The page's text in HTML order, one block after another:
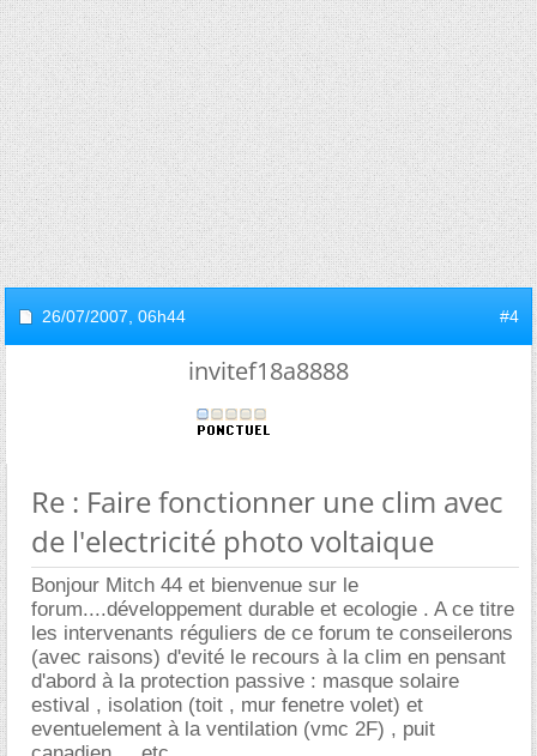
26/07/2007, 06h44 #4
invitef18a8888
Re : Faire fonctionner une clim avec
de l'electricité photo voltaique
Bonjour Mitch 44 et bienvenue sur le
forum....développement durable et ecologie . A ce titre
les intervenants réguliers de ce forum te conseilerons
(avec raisons) d'evité le recours à la clim en pensant
d'abord à la protection passive : masque solaire
estival , isolation (toit , mur fenetre volet) et
eventuelement à la ventilation (vmc 2F) , puit